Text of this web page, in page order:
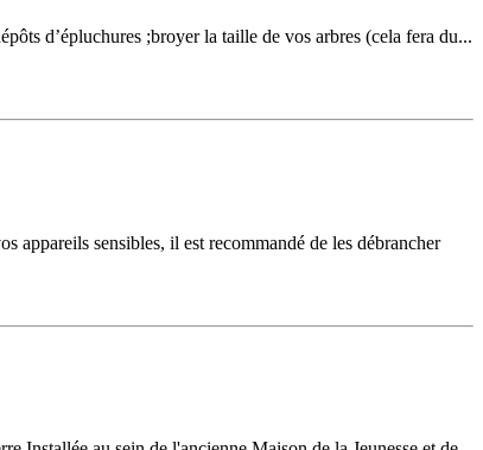
d’épluchures ;broyer la taille de vos arbres (cela fera du...
appareils sensibles, il est recommandé de les débrancher